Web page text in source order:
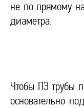
не по прямому
диаметра.
Чтобы ПЭ трубы
основательно